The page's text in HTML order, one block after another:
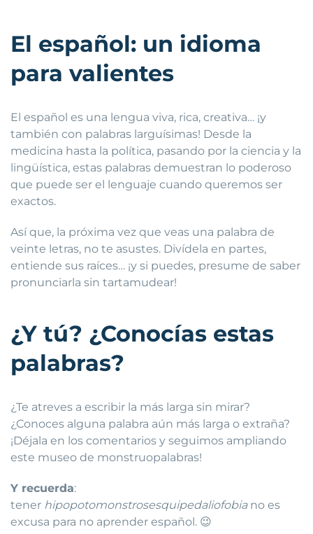
El español: un idioma
para valientes
El español es una lengua viva, rica, creativa… ¡y
también con palabras larguísimas! Desde la
medicina hasta la política, pasando por la ciencia y la
lingüística, estas palabras demuestran lo poderoso
que puede ser el lenguaje cuando queremos ser
exactos.
Así que, la próxima vez que veas una palabra de
veinte letras, no te asustes. Divídela en partes,
entiende sus raíces… ¡y si puedes, presume de saber
pronunciarla sin tartamudear!
¿Y tú? ¿Conocías estas
palabras?
¿Te atreves a escribir la más larga sin mirar?
¿Conoces alguna palabra aún más larga o extraña?
¡Déjala en los comentarios y seguimos ampliando
este museo de monstruopalabras!
Y recuerda:
tener hipopotomonstrosesquipedaliofobiano es
excusa para no aprender español. 😉